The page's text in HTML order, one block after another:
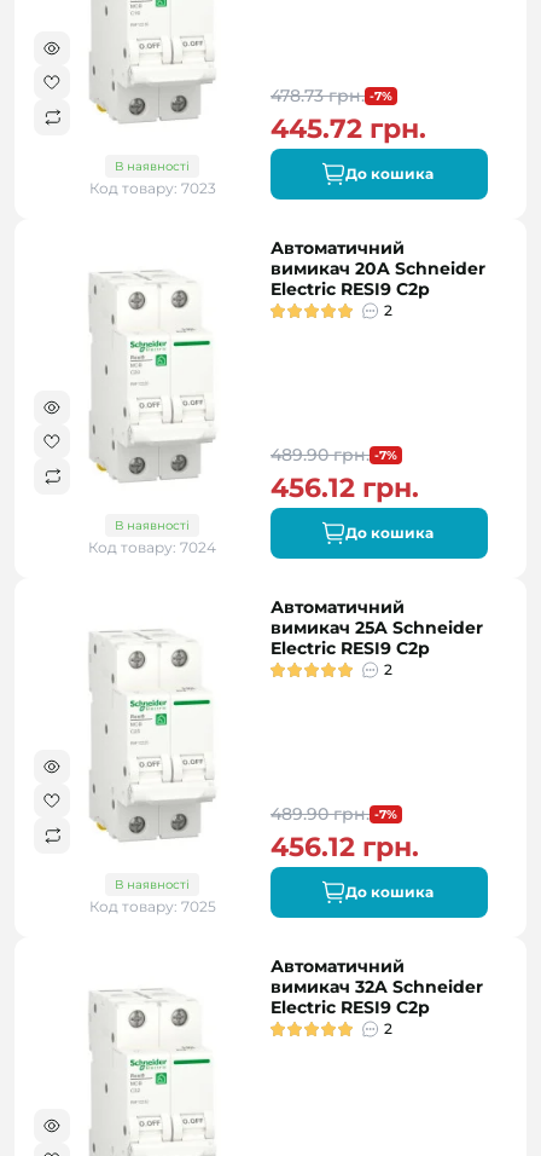
В наявності
Код товару: 7023
478.73 грн. -7%
445.72 грн.
До кошика
В наявності
Код товару: 7024
Автоматичний
вимикач 20A Schneider
Electric RESI9 C2р
2
489.90 грн. -7%
456.12 грн.
До кошика
В наявності
Код товару: 7025
Автоматичний
вимикач 25A Schneider
Electric RESI9 C2р
2
489.90 грн. -7%
456.12 грн.
До кошика
Автоматичний
вимикач 32A Schneider
Electric RESI9 C2р
2